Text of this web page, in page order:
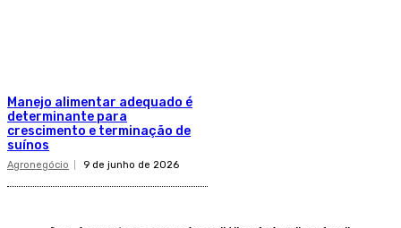
Manejo alimentar adequado é
determinante para
crescimento e terminação de
suínos
Agronegócio 9 de junho de 2026